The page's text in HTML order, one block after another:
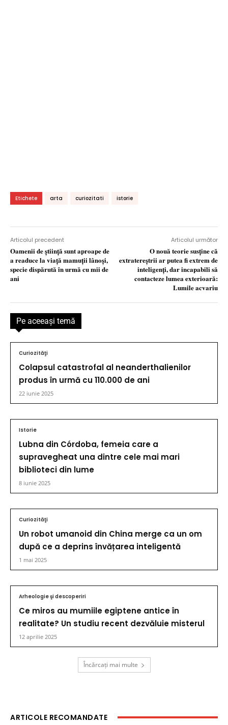
Etichete arta curiozitati istorie
Articolul precedent
Oamenii de ştiinţă sunt aproape de
a readuce la viaţă mamuţii lânoşi,
specie dispărută în urmă cu mii de
ani
Articolul următor
O nouă teorie susţine că
extratereștrii ar putea fi extrem de
inteligenți, dar incapabili să
contacteze lumea exterioară:
Lumile acvariu
Pe aceeaşi temă
Curiozităţi
Colapsul catastrofal al neanderthalienilor
produs în urmă cu 110.000 de ani
22 iunie 2025
Istorie
Lubna din Córdoba, femeia care a
supravegheat una dintre cele mai mari
biblioteci din lume
8 iunie 2025
Curiozităţi
Un robot umanoid din China merge ca un om
după ce a deprins învățarea inteligentă
1 mai 2025
Arheologie şi descoperiri
Ce miros au mumiile egiptene antice în
realitate? Un studiu recent dezvăluie misterul
12 aprilie 2025
Încărcați mai multe
ARTICOLE RECOMANDATE